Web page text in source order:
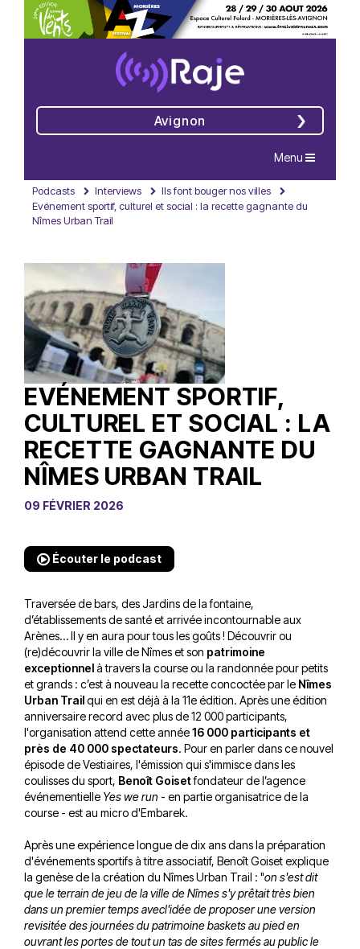
Avignon
Navigation
Menu
Podcasts Interviews
Ils font bouger nos villes
Evénement sportif, culturel et social : la recette gagnante du
Nîmes Urban Trail
EVÉNEMENT SPORTIF,
CULTUREL ET SOCIAL : LA
RECETTE GAGNANTE DU
NÎMES URBAN TRAIL
09 FÉVRIER 2026
Écouter le podcast
Traversée de bars, des Jardins de la fontaine,
d’établissements de santé et arrivée incontournable aux
Arènes… Il y en aura pour tous les goûts ! Découvrir ou
(re)découvrir la ville de Nîmes et son patrimoine
exceptionnelà travers la course ou la randonnée pour petits
et grands : c’est à nouveau la recette concoctée par le Nîmes
Urban Trailqui en est déjà à la 11e édition. Après une édition
anniversaire record avec plus de 12 000 participants,
l'organisation attend cette année16 000 participants et
près de 40 000 spectateurs. Pour en parler dans ce nouvel
épisode de Vestiaires, l'émission qui s'immisce dans les
coulisses du sport, Benoît Goisetfondateur de l’agence
événementielle Yes we run - en partie organisatrice de la
course - est au micro d'Embarek.
Après une expérience longue de dix ans dans la préparation
d'événements sportifs à titre associatif, Benoît Goiset explique
la genèse de la création du Nîmes Urban Trail : "on s'est dit
que le terrain de jeu de la ville de Nîmes s'y prêtait très bien
dans un premier temps avecl'idée de proposer une version
revisitée des journées du patrimoine baskets au pied en
ouvrant les portes de tout un tas de sites fermés au public le